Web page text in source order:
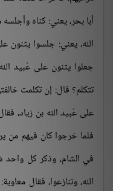
أبا بحر، يعني: كناه
الله، يعني: جلسوا يثنون
جعلوا يثنون على عُبيد
تتكلم؟ قال: إن تكلمت
على عُبيد الله بن زياد،
فلما خرجوا كان فيهم من
في الشام، وذكر كل واحد
الله، وتنازعوا، فقال